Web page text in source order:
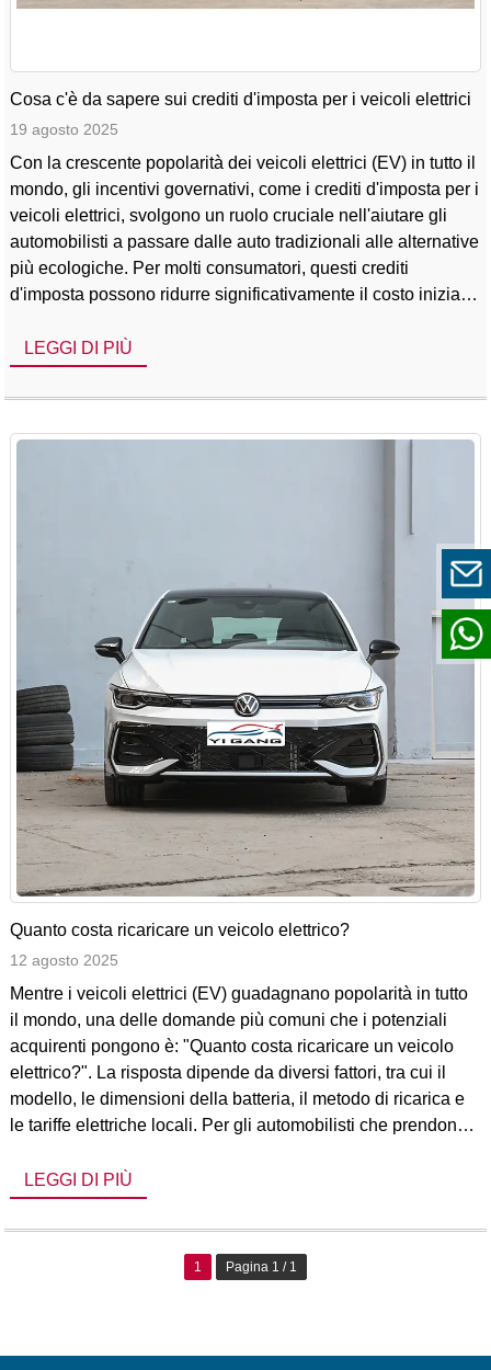
Cosa c'è da sapere sui crediti d'imposta per i veicoli elettrici
19 agosto 2025
Con la crescente popolarità dei veicoli elettrici (EV) in tutto il
mondo, gli incentivi governativi, come i crediti d'imposta per i
veicoli elettrici, svolgono un ruolo cruciale nell'aiutare gli
automobilisti a passare dalle auto tradizionali alle alternative
più ecologiche. Per molti consumatori, questi crediti
d'imposta possono ridurre significativamente il costo iniziale
la Volkswagen ID.4 elettrica, la [...]
LEGGI DI PIÙ
Quanto costa ricaricare un veicolo elettrico?
12 agosto 2025
Mentre i veicoli elettrici (EV) guadagnano popolarità in tutto
il mondo, una delle domande più comuni che i potenziali
acquirenti pongono è: "Quanto costa ricaricare un veicolo
elettrico?". La risposta dipende da diversi fattori, tra cui il
modello, le dimensioni della batteria, il metodo di ricarica e
le tariffe elettriche locali. Per gli automobilisti che prendono
[...]LEGGI DI PIÙ
1 Pagina 1 / 1